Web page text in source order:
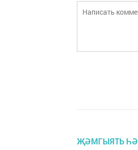
ҖӘМГЫЯТЬ